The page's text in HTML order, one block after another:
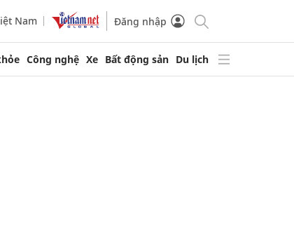
Nam Đăng nhập
Công nghệ Xe Bất động sản Du lịch